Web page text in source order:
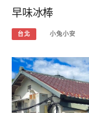
早味冰棒
台北 小兔小安